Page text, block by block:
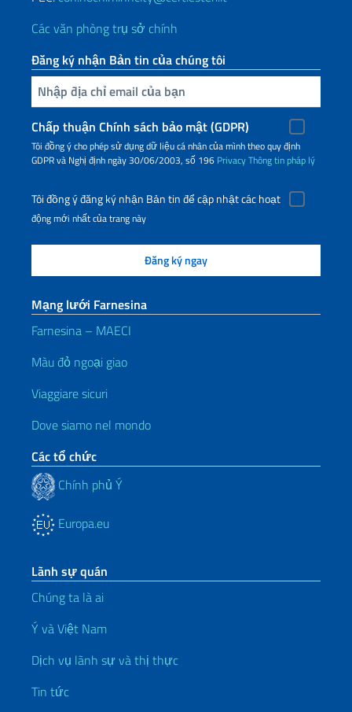
Các văn phòng trụ sở chính
Đăng ký nhận Bản tin của chúng tôi
Nhập địa chỉ email của bạn
Chấp thuận Chính sách bảo mật (GDPR)
Tôi đồng ý cho phép sử dụng dữ liệu cá nhân của mình theo quy định
GDPR và Nghị định ngày 30/06/2003, số 196 PrivacyThông tin pháp lý
Tôi đồng ý đăng ký nhận Bản tin để cập nhật các hoạt
động mới nhất của trang này
Mạng lưới Farnesina
Farnesina – MAECI
Màu đỏ ngoại giao
Viaggiare sicuri
Dove siamo nel mondo
Các tổ chức
Chính phủ Ý
Europa.eu
Lãnh sự quán
Chúng ta là ai
Ý và Việt Nam
Dịch vụ lãnh sự và thị thực
Tin tức